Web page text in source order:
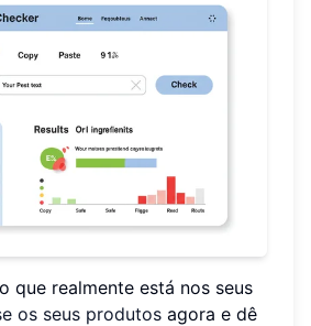
que realmente está nos seus
os seus produtos agora e dê